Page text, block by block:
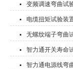
变频调速弯曲试
电缆扭矩试验装
无螺纹端子弯曲
智力通开关寿命
智力通电源线弯